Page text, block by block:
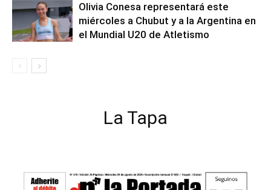
Olivia Conesa representará este
miércoles a Chubut y a la Argentina en
el Mundial U20 de Atletismo
La Tapa